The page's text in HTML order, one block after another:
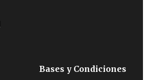
Bases y Condiciones